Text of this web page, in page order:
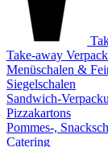
Take-away
Menüschalen &
Siegelschalen
Sandwich-
Pizzakartons
Pommes-,
Catering